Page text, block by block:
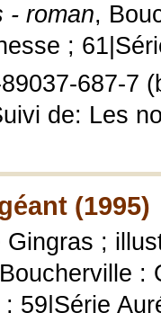
- roman,
;
687-7
de: Les
(1995)
Gingras ;
:
; 59|Série